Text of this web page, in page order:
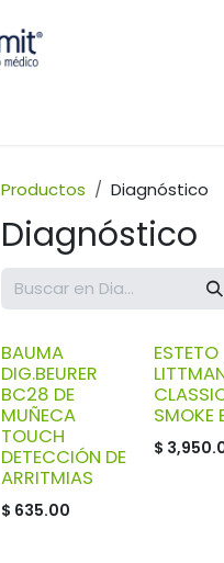
Productos Diagnóstico
Diagnóstico
BAUMA
DIG.BEURER
BC28 DE
MUÑECA
TOUCH
DETECCIÓN DE
ARRITMIAS
$ 635.00
ESTETO
SMOKE
$